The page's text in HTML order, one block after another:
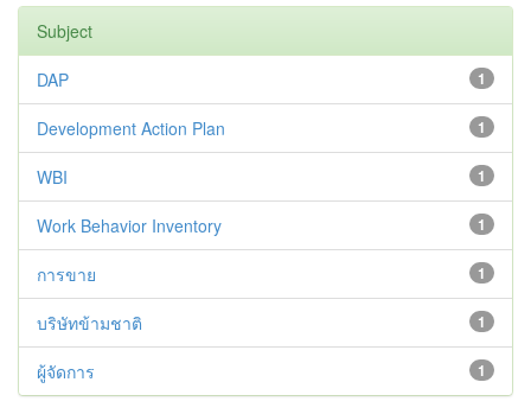
Subject
1
DAP
1
Development Action Plan
1
WBI
1
Work Behavior Inventory
1
การขาย
1
บริษัทข้ามชาติ
1
ผู้จัดการ